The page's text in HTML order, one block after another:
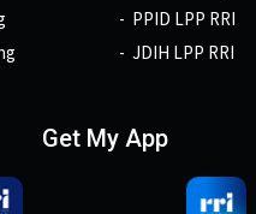
PPID LPP RRI
JDIH LPP RRI
Get My App